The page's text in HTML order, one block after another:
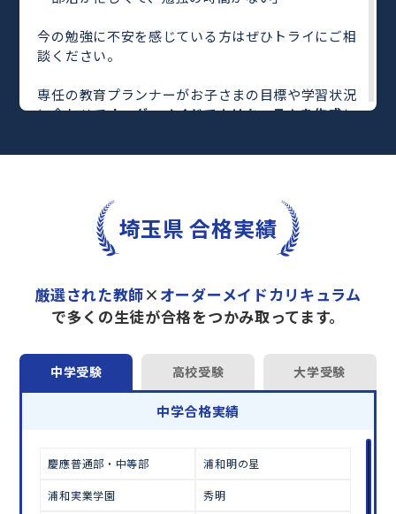
今の勉強に不安を感じている方はぜひトライにご相
談ください。
専任の教育プランナーがお子さまの目標や学習状況
に合わせてオーダーメイドでカリキュラムを作成し
完全マンツーマンで自分に合った教師がわかるまで
さらに、単元別の学習の理解度がわかる「AI学習診
や授業内容や授業以外の勉強をナビゲートする
「DAILY TRY」
など、豊富な学習コンテンツが
トライで一緒に“自己最高得点”を目指しません
か？
オンラインでの学習面談も承っております。
学習相談のお申し込みはこちら
埼玉県 合格実績
厳選された教師× オーダーメイドカリキュラム
で多くの生徒が合格をつかみ取ってます。
中学受験 高校受験 大学受験
中学合格実績
慶應普通部・中等部 浦和明の星
浦和実業学園 秀明